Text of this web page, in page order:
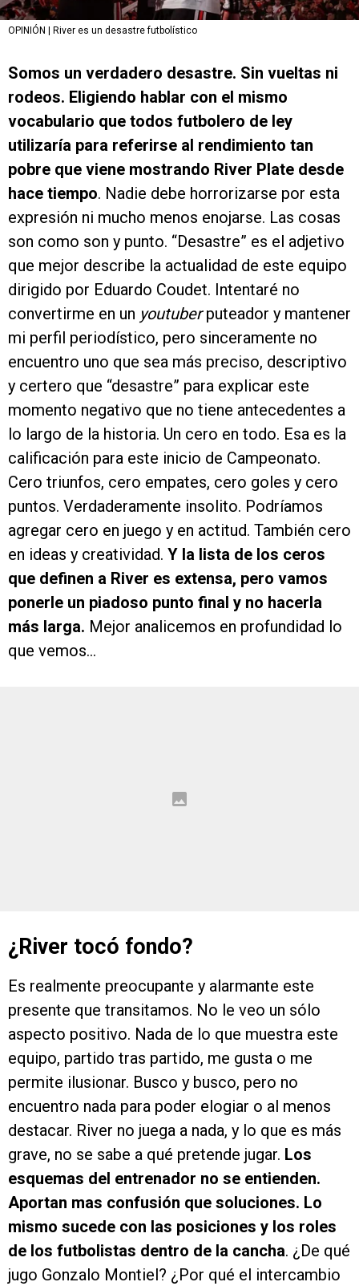
OPINIÓN | River es un desastre futbolístico
Somos un verdadero desastre. Sin vueltas ni
rodeos. Eligiendo hablar con el mismo
vocabulario que todos futbolero de ley
utilizaría para referirse al rendimiento tan
pobre que viene mostrando River Plate desde
hace tiempo. Nadie debe horrorizarse por esta
expresión ni mucho menos enojarse. Las cosas
son como son y punto. “Desastre” es el adjetivo
que mejor describe la actualidad de este equipo
dirigido por Eduardo Coudet. Intentaré no
convertirme en un youtuberputeador y mantener
mi perfil periodístico, pero sinceramente no
encuentro uno que sea más preciso, descriptivo
y certero que “desastre” para explicar este
momento negativo que no tiene antecedentes a
lo largo de la historia. Un cero en todo. Esa es la
calificación para este inicio de Campeonato.
Cero triunfos, cero empates, cero goles y cero
puntos. Verdaderamente insolito. Podríamos
agregar cero en juego y en actitud. También cero
en ideas y creatividad. Y la lista de los ceros
que definen a River es extensa, pero vamos
ponerle un piadoso punto final y no hacerla
más larga. Mejor analicemos en profundidad lo
que vemos…
¿River tocó fondo?
Es realmente preocupante y alarmante este
presente que transitamos. No le veo un sólo
aspecto positivo. Nada de lo que muestra este
equipo, partido tras partido, me gusta o me
permite ilusionar. Busco y busco, pero no
encuentro nada para poder elogiar o al menos
destacar. River no juega a nada, y lo que es más
grave, no se sabe a qué pretende jugar. Los
esquemas del entrenador no se entienden.
Aportan mas confusión que soluciones. Lo
mismo sucede con las posiciones y los roles
de los futbolistas dentro de la cancha. ¿De qué
jugo Gonzalo Montiel? ¿Por qué el intercambio